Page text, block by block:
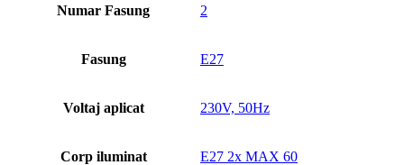
Numar Fasung 2
Fasung E27
Voltaj aplicat 230V, 50Hz
Corp iluminat E27 2x MAX 60